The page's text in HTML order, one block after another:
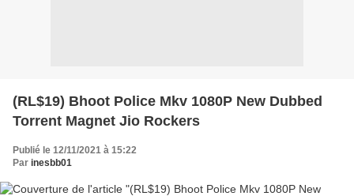
(RL$19) Bhoot Police Mkv 1080P New Dubbed
Torrent Magnet Jio Rockers
Publié le 12/11/2021 à 15:22
Par inesbb01